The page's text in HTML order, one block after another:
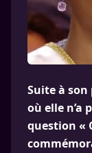
Suite à son
où elle n’a
question «